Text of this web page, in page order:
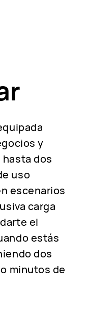
y
dos
uso
escenarios
carga
el
estás
dos
minutos de